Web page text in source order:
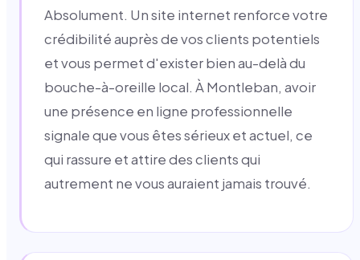
Absolument. Un site internet renforce votre
crédibilité auprès de vos clients potentiels
et vous permet d'exister bien au-delà du
bouche-à-oreille local. À Montleban, avoir
une présence en ligne professionnelle
signale que vous êtes sérieux et actuel, ce
qui rassure et attire des clients qui
autrement ne vous auraient jamais trouvé.